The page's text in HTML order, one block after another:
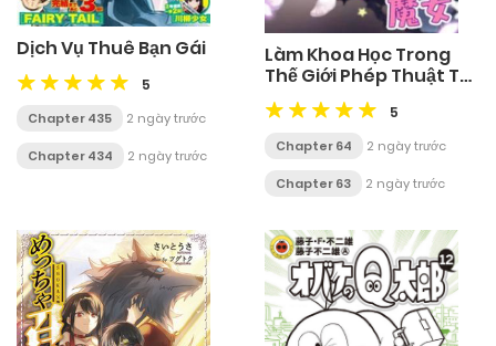
Dịch Vụ Thuê Bạn Gái
5
Chapter 435 2 ngày trước
Chapter 434 2 ngày trước
Làm Khoa Học Trong
Thế Giới Phép Thuật Thì
Như Thế Nào?
5
Chapter 64 2 ngày trước
Chapter 63 2 ngày trước